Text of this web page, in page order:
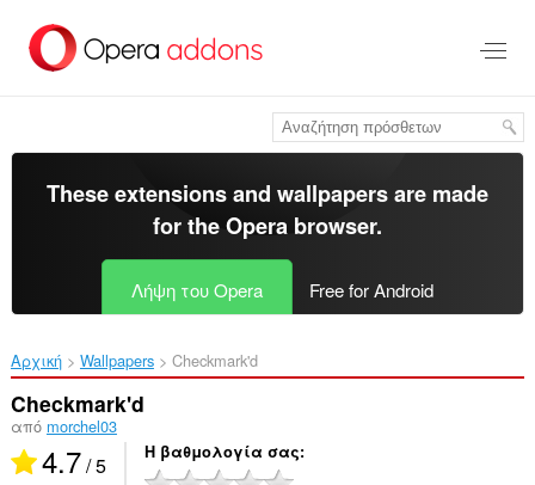
στο
κύριο
These extensions and wallpapers are made
for theOpera browser.
Λήψη του Opera Free for Android
Αρχική Wallpapers Checkmark'd‎
Checkmark'd
από morchel03
4.7/ 5 Η βαθμολογία σας